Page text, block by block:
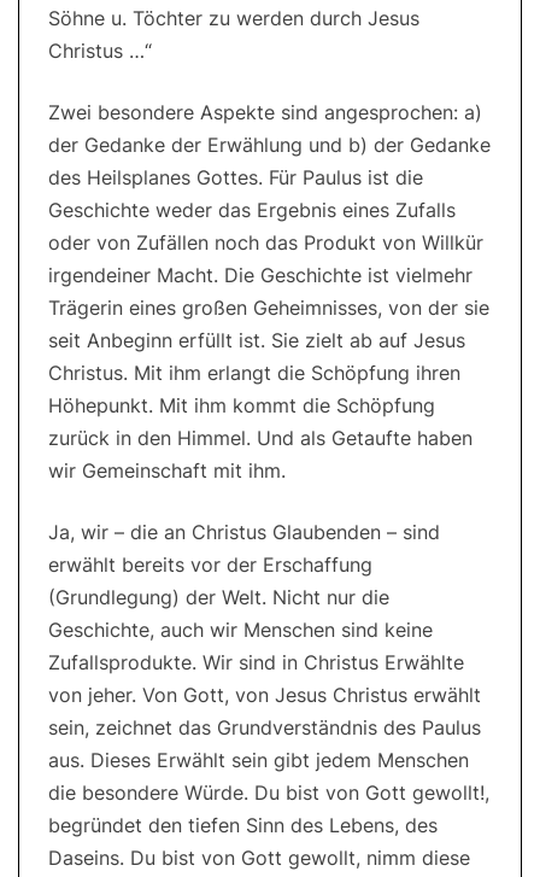
Söhne u. Töchter zu werden durch Jesus
Christus …“
Zwei besondere Aspekte sind angesprochen: a)
der Gedanke der Erwählung und b) der Gedanke
des Heilsplanes Gottes. Für Paulus ist die
Geschichte weder das Ergebnis eines Zufalls
oder von Zufällen noch das Produkt von Willkür
irgendeiner Macht. Die Geschichte ist vielmehr
Trägerin eines großen Geheimnisses, von der sie
seit Anbeginn erfüllt ist. Sie zielt ab auf Jesus
Christus. Mit ihm erlangt die Schöpfung ihren
Höhepunkt. Mit ihm kommt die Schöpfung
zurück in den Himmel. Und als Getaufte haben
wir Gemeinschaft mit ihm.
Ja, wir – die an Christus Glaubenden – sind
erwählt bereits vor der Erschaffung
(Grundlegung) der Welt. Nicht nur die
Geschichte, auch wir Menschen sind keine
Zufallsprodukte. Wir sind in Christus Erwählte
von jeher. Von Gott, von Jesus Christus erwählt
sein, zeichnet das Grundverständnis des Paulus
aus. Dieses Erwählt sein gibt jedem Menschen
die besondere Würde. Du bist von Gott gewollt!,
begründet den tiefen Sinn des Lebens, des
Daseins. Du bist von Gott gewollt, nimm diese